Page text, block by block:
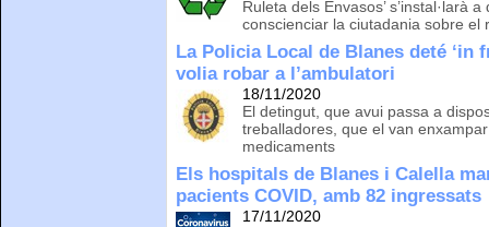
Ruleta dels Envasos’ s’instal·larà
conscienciar la ciutadania sobre el
La Policia Local de Blanes deté ‘in
volia robar a l’ambulatori
18/11/2020
El detingut, que avui passa a
treballadores, que el van
medicaments
Els hospitals de Blanes i Calella
pacients COVID, amb 82 ingressats
17/11/2020